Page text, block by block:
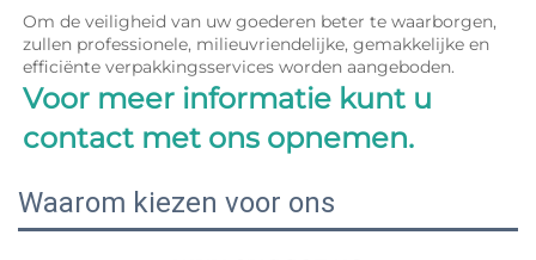
Om de veiligheid van uw goederen beter te waarborgen,
zullen professionele, milieuvriendelijke, gemakkelijke en
Voor meer informatie kunt u
contact met ons opnemen.
Waarom kiezen voor ons